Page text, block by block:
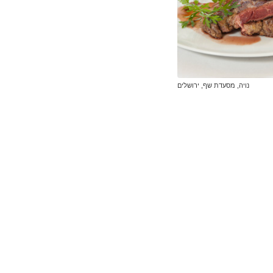
נויה, מסעדת שף, ירושלים